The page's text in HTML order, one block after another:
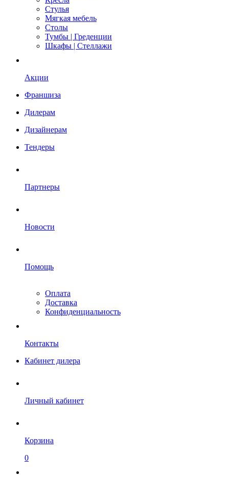
Стулья
Мягкая мебель
Столы
Тумбы | Греденции
Шкафы | Стеллажи
Акции
Франшиза
Дилерам
Дизайнерам
Тендеры
Партнеры
Новости
Помощь
Оплата
Доставка
Конфиденциальность
Контакты
Кабинет дилера
Личный кабинет
Корзина
0